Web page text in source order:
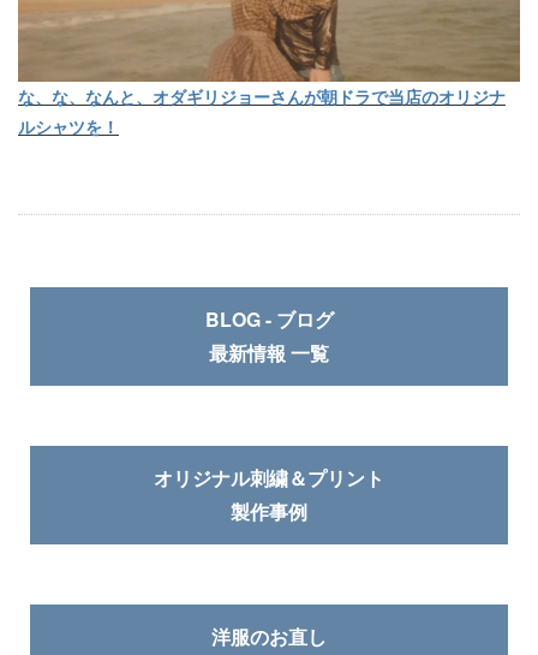
な、な、なんと、オダギリジョーさんが朝ドラで当店のオリジナ
ルシャツを！
BLOG - ブログ
最新情報 一覧
オリジナル刺繍＆プリント
製作事例
洋服のお直し